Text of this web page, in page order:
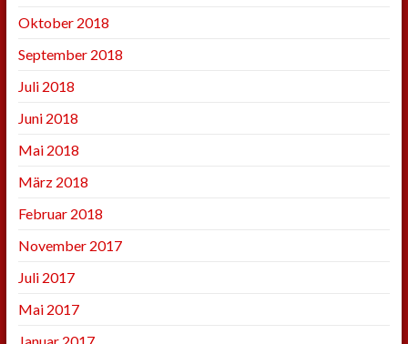
Oktober 2018
September 2018
Juli 2018
Juni 2018
Mai 2018
März 2018
Februar 2018
November 2017
Juli 2017
Mai 2017